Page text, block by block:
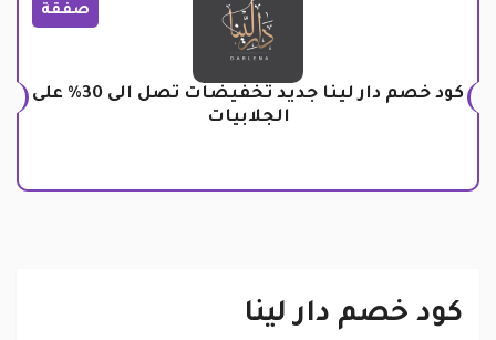
صفقة
كود خصم دار لينا جديد تخفيضات تصل الى 30% على
الجلابيات
كود خصم دار لينا